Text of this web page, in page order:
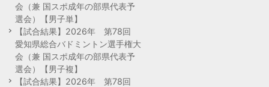
会（兼 国スポ成年の部県代表予
選会）【男子単】
【試合結果】2026年 第78回
愛知県総合バドミントン選手権大
会（兼 国スポ成年の部県代表予
選会）【男子複】
【試合結果】2026年 第78回